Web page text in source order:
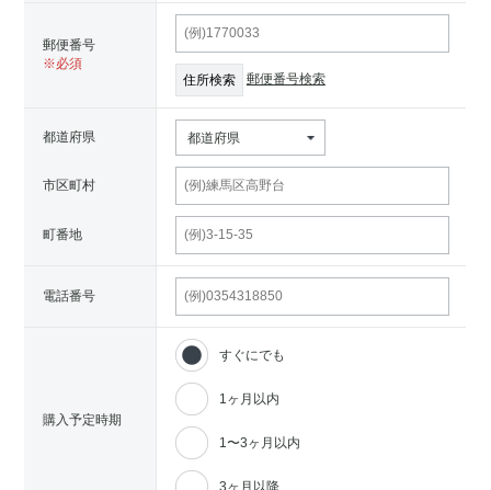
郵便番号
郵便番号検索
都道府県 都道府県
市区町村
町番地
電話番号
購入予定時期
すぐにでも
1ヶ月以内
1〜3ヶ月以内
3ヶ月以降